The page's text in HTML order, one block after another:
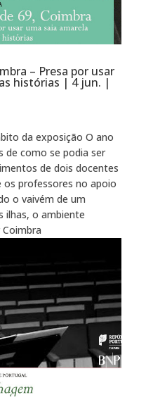
– Presa por usar
histórias | 4 jun. |
da exposição O ano
de como se podia ser
de dois docentes
os professores no apoio
o vaivém de um
ilhas, o ambiente